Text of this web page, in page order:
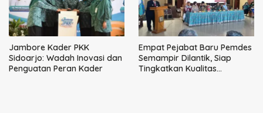
Jambore Kader PKK
Sidoarjo: Wadah Inovasi dan
Penguatan Peran Kader
Empat Pejabat Baru Pemdes
Semampir Dilantik, Siap
Tingkatkan Kualitas